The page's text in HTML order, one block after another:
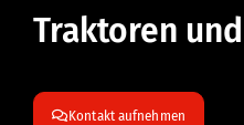
Traktoren
Kontakt aufnehmen